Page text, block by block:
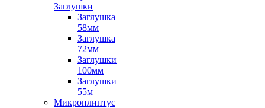
Заглушки
Заглушка
58мм
Заглушка
72мм
Заглушки
100мм
Заглушки
55м
Микроплинтус